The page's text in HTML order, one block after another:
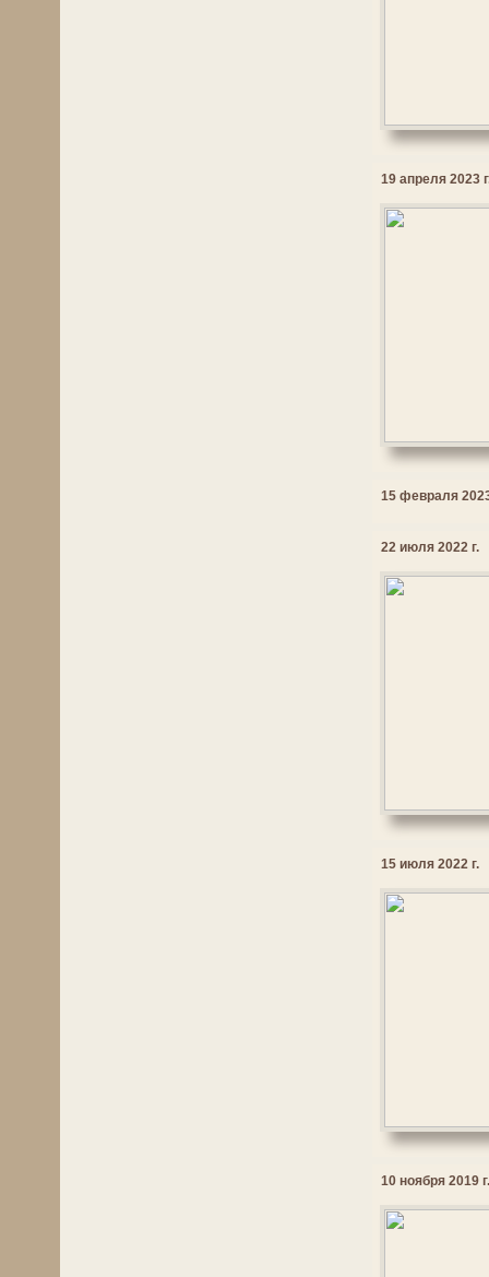
19 апреля 2023
15 февраля
22 июля 2022 г.
15 июля 2022 г.
10 ноября 2019 г.